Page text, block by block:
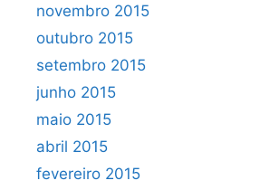
novembro 2015
outubro 2015
setembro 2015
junho 2015
maio 2015
abril 2015
fevereiro 2015